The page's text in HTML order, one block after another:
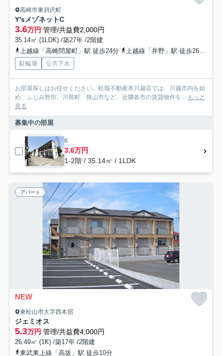
高崎市東貝沢町
Y'sメゾネットC
3.6万円 管理/共益費2,000円
35.14㎡ (1LDK) /築27年 /2階建
上越線「高崎問屋町」駅 徒歩24分
上越線「井野」駅 徒歩26分
駐輪場 公共下水
お部屋探しはお任せください。松堀不動産本川越店では、川越市内を始
め、ふじみ野市、川島町、狭山市など、近隣各市の賃貸物件を... もっと
見る
募集中の部屋
6
3.6万円
1-2階 / 35.14㎡ / 1LDK
アパート
NEW
東松山市大字西本宿
ジェミオス
5.3万円 管理/共益費4,000円
26.49㎡ (1K) /築17年 /2階建
東武東上線「高坂」駅 徒歩10分